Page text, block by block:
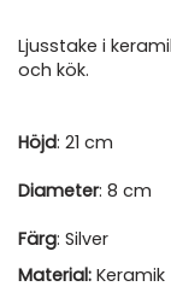
Ljusstake i
och kök.
Höjd: 21 cm
Diameter: 8 cm
Färg: Silver
Material: Keramik